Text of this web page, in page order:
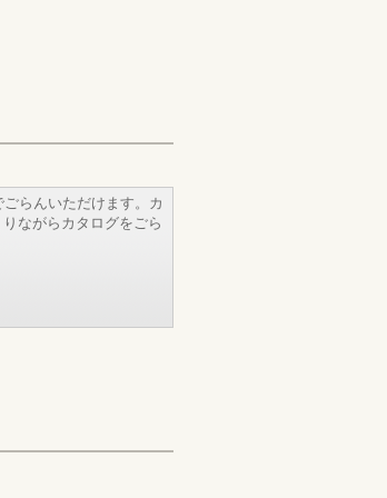
らんいただけます。カ
ながらカタログをごら